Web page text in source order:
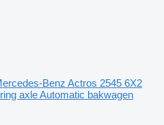
Benz Actros 2545 6X2
axle Automatic bakwagen